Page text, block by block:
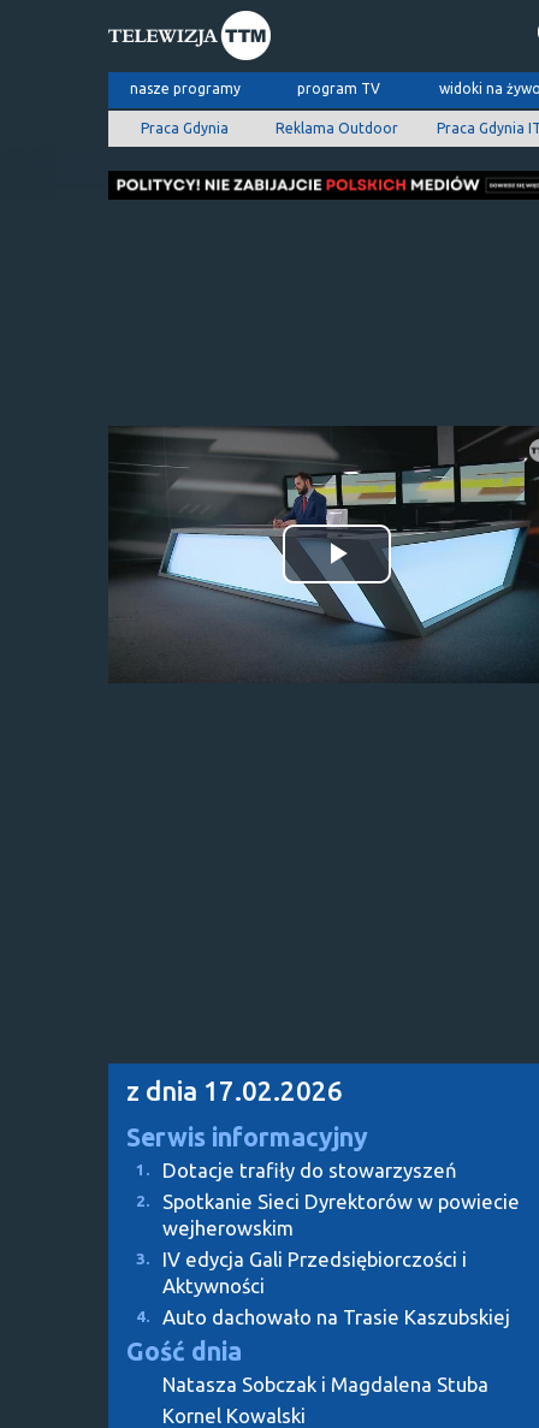
nasze programy program TV widoki na
Praca Gdynia Reklama Outdoor Praca Gdynia
Odtwórz
wideo
z dnia 17.02.2026
Serwis informacyjny
1. Dotacje trafiły do stowarzyszeń
2.
Spotkanie Sieci Dyrektorów w powiecie
wejherowskim
3.
IV edycja Gali Przedsiębiorczości i
Aktywności
4. Auto dachowało na Trasie Kaszubskiej
Gość dnia
Natasza Sobczak i Magdalena Stuba
Kornel Kowalski